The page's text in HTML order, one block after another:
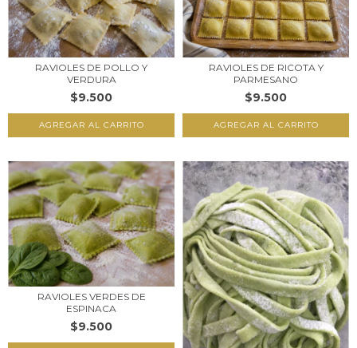
RAVIOLES DE POLLO Y
VERDURA
$9.500
RAVIOLES DE RICOTA Y
PARMESANO
$9.500
RAVIOLES VERDES DE
ESPINACA
$9.500